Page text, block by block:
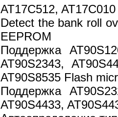
AT17C512,
Detect the bank roll
EEPROM
Поддержка
AT90S2343,
AT90S8535 Flash
Поддержка
AT90S4433,